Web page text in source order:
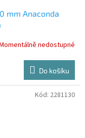
mm Anaconda
nedostupné
Do košíku
Kód: 2281130